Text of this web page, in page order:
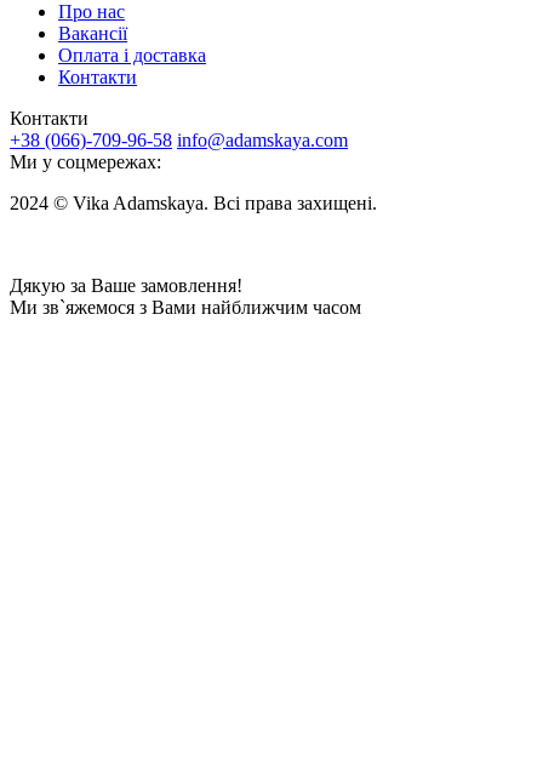
Про нас
Вакансії
Оплата і доставка
Контакти
Контакти
+38 (066)-709-96-58 info@adamskaya.com
Ми у соцмережах:
2024 © Vika Adamskaya. Всі права захищені.
Дякую за Ваше замовлення!
Ми зв`яжемося з Вами найближчим часом